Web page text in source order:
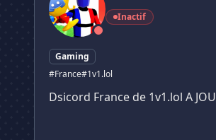
Inactif
Gaming
#France#1v1.lol
Dsicord France de 1v1.lol A